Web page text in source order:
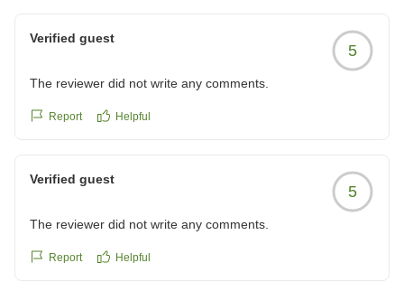
Verified guest
5
The reviewer did not write any comments.
Report Helpful
Verified guest
5
The reviewer did not write any comments.
Report Helpful